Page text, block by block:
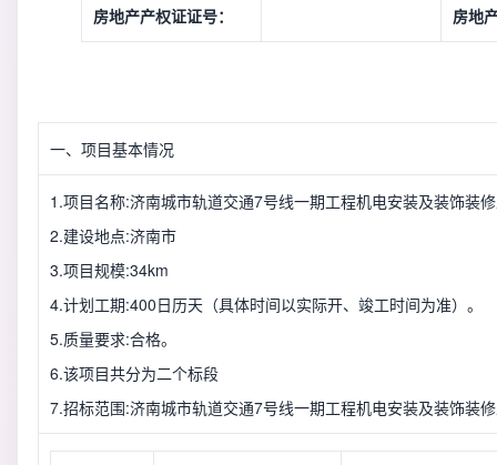
房地产产权证证号： 房地
一、项目基本情况
1.项目名称:济南城市轨道交通7号线一期工程机电安装及装饰装
2.建设地点:济南市
3.项目规模:34km
4.计划工期:400日历天（具体时间以实际开、竣工时间为准）。
5.质量要求:合格。
6.该项目共分为二个标段
7.招标范围:济南城市轨道交通7号线一期工程机电安装及装饰装